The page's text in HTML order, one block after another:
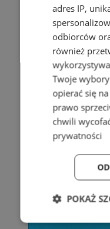
adres IP,
odbiorców
również
Twoje
opierać się
prawo
chwili
prywatności
POKAŻ